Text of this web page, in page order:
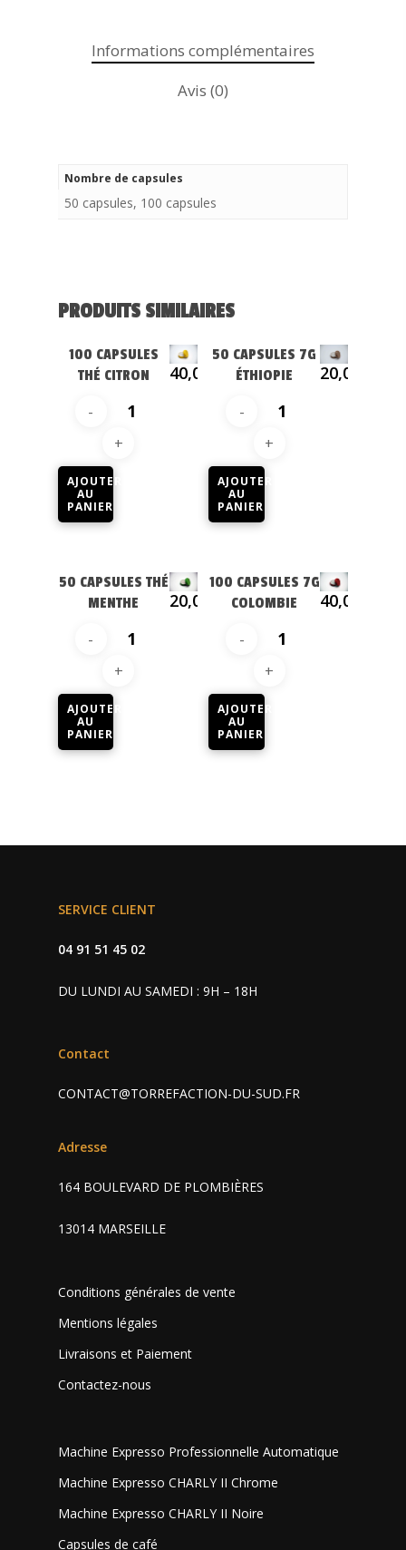
Informations complémentaires
Avis (0)
Nombre de capsules
50 capsules, 100 capsules
PRODUITS SIMILAIRES
40,09
100 CAPSULES
THÉ CITRON
AJOUTER
AU
PANIER
20,05
50 CAPSULES 7G
ÉTHIOPIE
AJOUTER
AU
PANIER
20,05
50 CAPSULES THÉ
MENTHE
AJOUTER
AU
PANIER
40,09
100 CAPSULES 7G
COLOMBIE
AJOUTER
AU
PANIER
SERVICE CLIENT
04 91 51 45 02
DU LUNDI AU SAMEDI : 9H – 18H
Contact
CONTACT@TORREFACTION-DU-SUD.FR
Adresse
164 BOULEVARD DE PLOMBIÈRES
13014 MARSEILLE
Conditions générales de vente
Mentions légales
Livraisons et Paiement
Contactez-nous
Machine Expresso Professionnelle Automatique
Machine Expresso CHARLY II Chrome
Machine Expresso CHARLY II Noire
Capsules de café
Cafés • Thés
Capsules café
Capsules thé
Professionnel
Charly II Noire
Charly II Chrome
Accessoires
Nos revendeurs